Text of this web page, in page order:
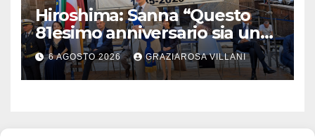
Hiroshima: Sanna “Questo
81esimo anniversario sia un
monito per tutti”
6 AGOSTO 2026 GRAZIAROSA VILLANI